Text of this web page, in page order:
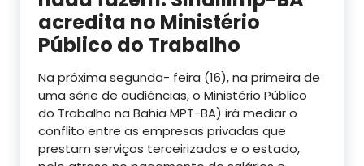
acredita no Ministério
Público do Trabalho
Na próxima segunda- feira (16), na primeira de
uma série de audiências, o Ministério Público
do Trabalho na Bahia MPT-BA) irá mediar o
conflito entre as empresas privadas que
prestam serviços terceirizados e o estado,